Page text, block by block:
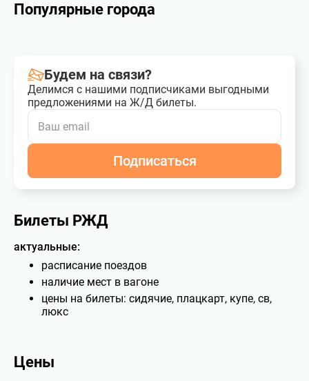
Популярные города
Будем на связи?
Делимся с нашими подписчиками выгодными
предложениями на Ж/Д билеты.
Подписаться
Билеты РЖД
актуальные:
расписание поездов
наличие мест в вагоне
цены на билеты: сидячие, плацкарт, купе, св,
люкс
Цены